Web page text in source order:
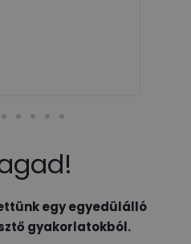
egy egyedülálló
gyakorlatokból.